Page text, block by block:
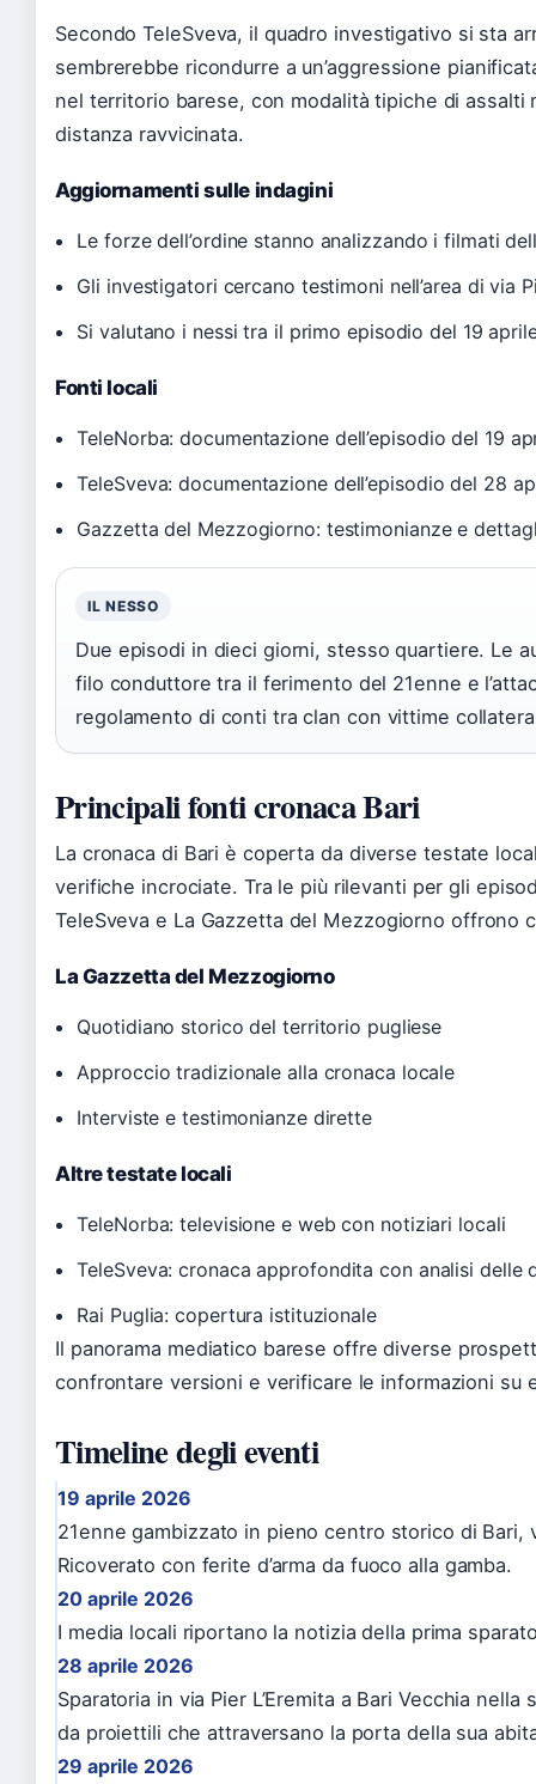
Secondo TeleSveva, il quadro investigativo si sta
sembrerebbe ricondurre a un’aggressione
nel territorio barese, con modalità tipiche di
distanza ravvicinata.
Aggiornamenti sulle indagini
Le forze dell’ordine stanno analizzando i filmati
Gli investigatori cercano testimoni nell’area di via
Si valutano i nessi tra il primo episodio del 19
Fonti locali
TeleNorba: documentazione dell’episodio del 19
TeleSveva: documentazione dell’episodio del 28
Gazzetta del Mezzogiorno: testimonianze e
IL NESSO
Due episodi in dieci giorni, stesso quartiere. Le
filo conduttore tra il ferimento del 21enne e
regolamento di conti tra clan con vittime
Principali fonti cronaca Bari
La cronaca di Bari è coperta da diverse testate
verifiche incrociate. Tra le più rilevanti per gli
TeleSveva e La Gazzetta del Mezzogiorno offrono
La Gazzetta del Mezzogiorno
Quotidiano storico del territorio pugliese
Approccio tradizionale alla cronaca locale
Interviste e testimonianze dirette
Altre testate locali
TeleNorba: televisione e web con notiziari locali
TeleSveva: cronaca approfondita con analisi delle
Rai Puglia: copertura istituzionale
Il panorama mediatico barese offre diverse
confrontare versioni e verificare le informazioni su
Timeline degli eventi
19 aprile 2026
21enne gambizzato in pieno centro storico di
Ricoverato con ferite d’arma da fuoco alla gamba.
20 aprile 2026
I media locali riportano la notizia della prima
28 aprile 2026
Sparatoria in via Pier L’Eremita a Bari Vecchia
da proiettili che attraversano la porta della sua
29 aprile 2026